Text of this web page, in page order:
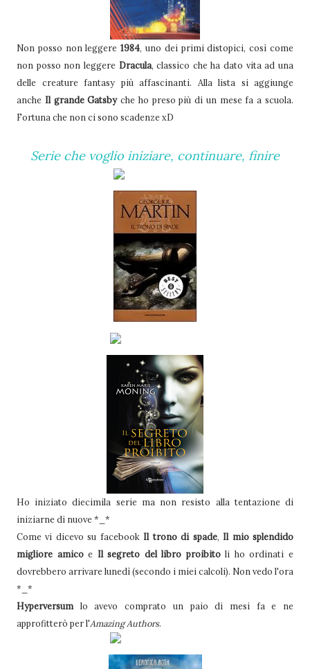
Non posso non leggere1984, uno dei primi distopici, così come
non posso non leggere Dracula, classico che ha dato vita ad una
delle creature fantasy più affascinanti. Alla lista si aggiunge
anche Il grande Gatsbyche ho preso più di un mese fa a scuola.
Fortuna che non ci sono scadenze xD
Serie che voglio iniziare, continuare, finire
Ho iniziato diecimila serie ma non resisto alla tentazione di
iniziarne di nuove *_*
Come vi dicevo su facebook Il trono di spade, Il mio splendido
migliore amicoe Il segreto del libro proibitoli ho ordinati e
dovrebbero arrivare lunedì (secondo i miei calcoli). Non vedo l'ora
*_*
Hyperversumlo avevo comprato un paio di mesi fa e ne
approfitterò per l'Amazing Authors.